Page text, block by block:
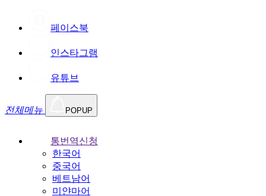
페이스북
인스타그램
유튜브
전체메뉴 POPUP
통번역신청
한국어
중국어
베트남어
미얀마어